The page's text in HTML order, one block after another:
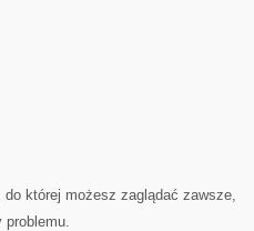
do której możesz zaglądać zawsze,